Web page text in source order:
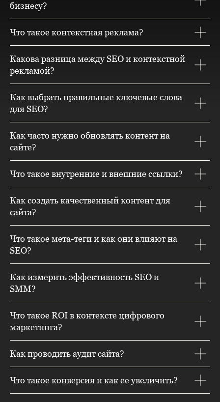
бизнесу?
Что такое контекстная реклама?
Какова разница между SEO и контекстной
рекламой?
Как выбрать правильные ключевые слова
для SEO?
Как часто нужно обновлять контент на
сайте?
Что такое внутренние и внешние ссылки?
Как создать качественный контент для
сайта?
Что такое мета-теги и как они влияют на
SEO?
Как измерить эффективность SEO и
SMM?
Что такое ROI в контексте цифрового
маркетинга?
Как проводить аудит сайта?
Что такое конверсия и как ее увеличить?